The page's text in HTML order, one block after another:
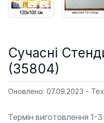
Сучасні
(35804)
Оновлено: 07.09.2023 -
Термін виготовлення 1-